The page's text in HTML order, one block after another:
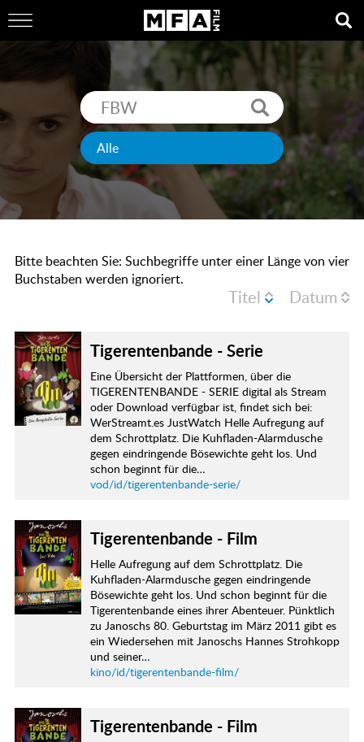
Bitte beachten Sie: Suchbegriffe unter einer Länge von vier
Buchstaben werden ignoriert.
Titel Datum
Tigerentenbande - Serie
Eine Übersicht der Plattformen, über die
TIGERENTENBANDE - SERIE digital als Stream
oder Download verfügbar ist, findet sich bei:
WerStreamt.es JustWatch Helle Aufregung auf
dem Schrottplatz. Die Kuhfladen-Alarmdusche
gegen eindringende Bösewichte geht los. Und
schon beginnt für die…
vod/id/tigerentenbande-serie/
Tigerentenbande - Film
Helle Aufregung auf dem Schrottplatz. Die
Kuhfladen-Alarmdusche gegen eindringende
Bösewichte geht los. Und schon beginnt für die
Tigerentenbande eines ihrer Abenteuer. Pünktlich
zu Janoschs 80. Geburtstag im März 2011 gibt es
ein Wiedersehen mit Janoschs Hannes Strohkopp
und seiner…
kino/id/tigerentenbande-film/
Tigerentenbande - Film